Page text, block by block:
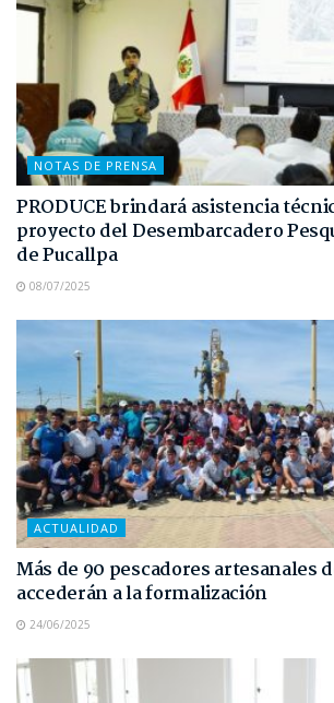
NOTAS DE PRENSA
PRODUCE brindará asistencia
proyecto del Desembarcadero
de Pucallpa
08/07/2025
ACTUALIDAD
Más de 90 pescadores artesanales
accederán a la formalización
24/06/2025